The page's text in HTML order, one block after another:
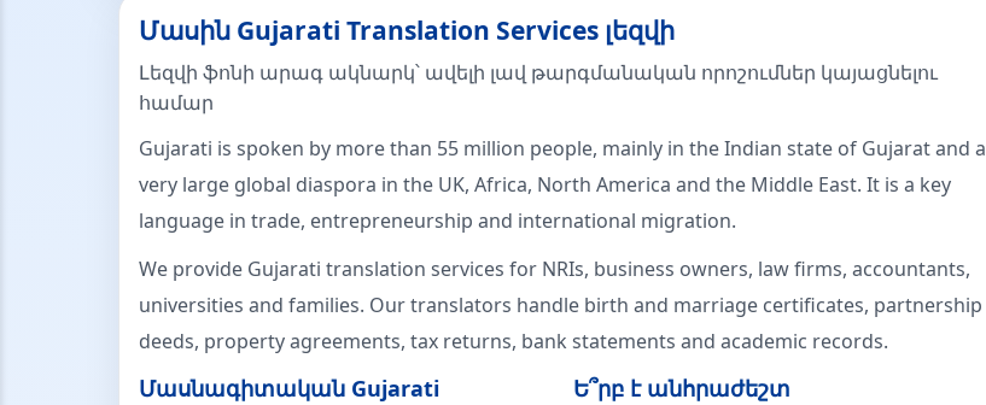
Մասին Gujarati Translation Services լեզվի
Լեզվի ֆոնի արագ ակնարկ՝ ավելի լավ թարգմանական որոշումներ կայացնելու
համար
Gujarati is spoken by more than 55 million people, mainly in the Indian state of Gujarat and a
very large global diaspora in the UK, Africa, North America and the Middle East. It is a key
language in trade, entrepreneurship and international migration.
We provide Gujarati translation services for NRIs, business owners, law firms, accountants,
universities and families. Our translators handle birth and marriage certificates, partnership
deeds, property agreements, tax returns, bank statements and academic records.
Մասնագիտական Gujarati
Ե՞րբ է անհրաժեշտ